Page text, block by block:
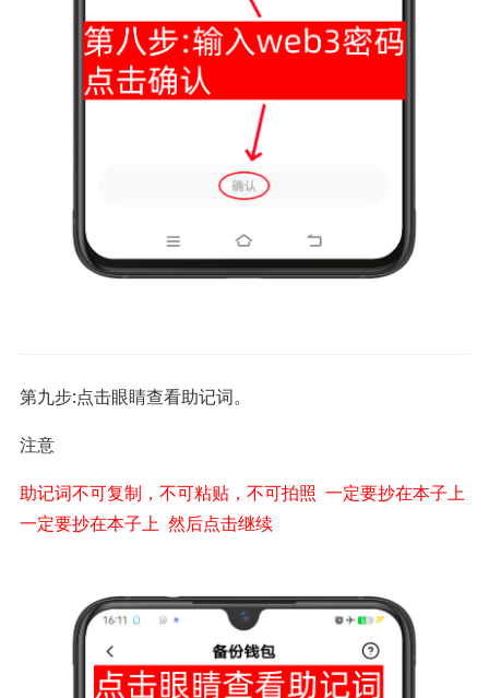
第九步:点击眼睛查看助记词。
注意
助记词不可复制，不可粘贴，不可拍照 一定要抄在本子上
一定要抄在本子上 然后点击继续